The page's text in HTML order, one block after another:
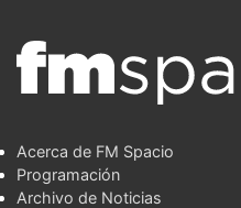
Acerca de FM Spacio
Programación
Archivo de Noticias